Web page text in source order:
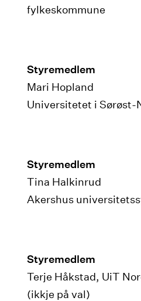
fylkeskommune
Styremedlem
Mari Hopland
Universitetet i Sørøst-
Styremedlem
Tina Halkinrud
Akershus
Styremedlem
Terje Håkstad, UiT
(ikkje på val)